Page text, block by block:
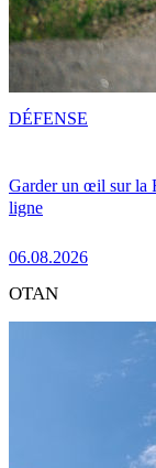
Garder un œil sur la
ligne
06.08.2026
DÉFENSE
OTAN